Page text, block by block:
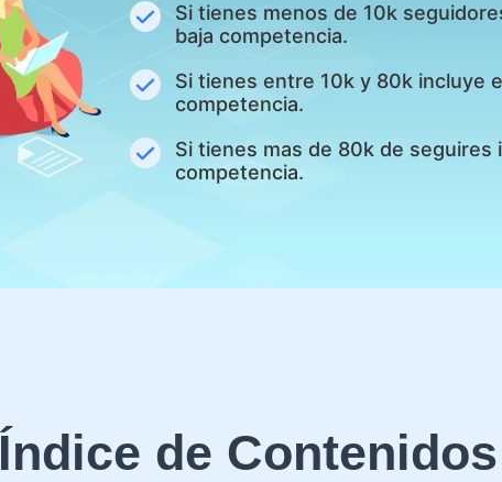
Si tienes menos de 10k
baja competencia.
Si tienes entre 10k y 80k incluye
competencia.
Si tienes mas de 80k de seguires
competencia.
Índice de